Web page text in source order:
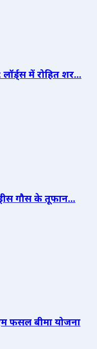
में रोहित शर...
गौस के तूफान...
फसल बीमा योजना